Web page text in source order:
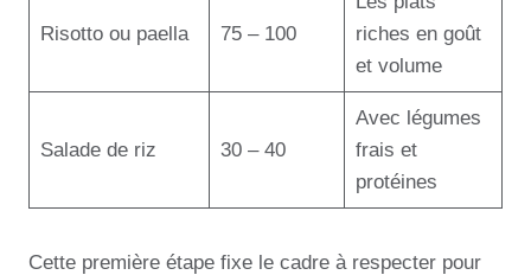
Risotto ou paella 75 – 100
riches en goût
et volume
Salade de riz 30 – 40
Avec légumes
frais et
protéines
Cette première étape fixe le cadre à respecter pour